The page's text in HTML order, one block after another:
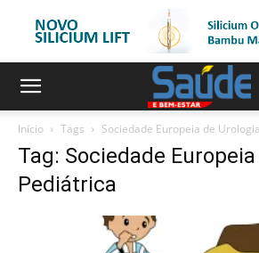
Início Tags Sociedade Europeia de
Tag: Sociedade
Pediátrica